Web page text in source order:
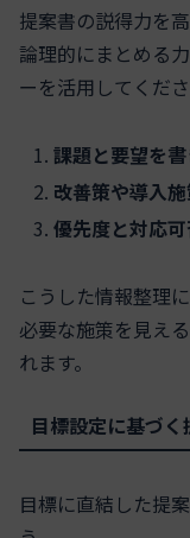
提案書の説得力を
論理的にまとめる
ーを活用してくださ
課題と要望を
改善策や導入
優先度と対応
こうした情報整理
必要な施策を見え
れます。
目標設定に基づ
目標に直結した提